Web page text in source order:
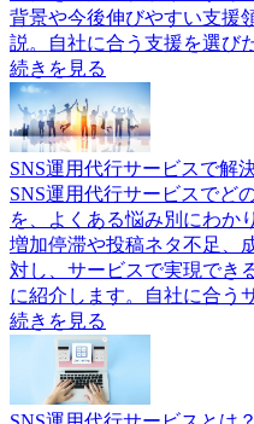
背景や今後伸びやすい支援
説。自社に合う支援を選び
続きを見る
SNS運用代行サービスで解
SNS運用代行サービスでど
を、よくある悩み別にわか
増加停滞や投稿ネタ不足、
対し、サービスで実現でき
に紹介します。自社に合う
続きを見る